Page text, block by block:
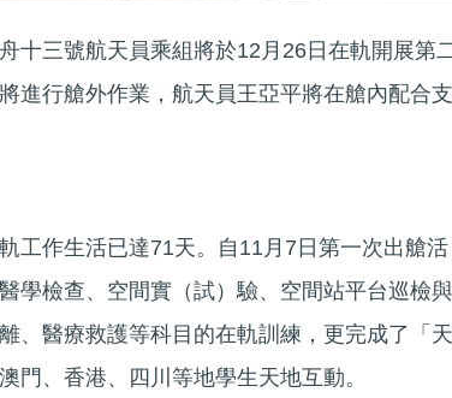
十三號航天員乘組將於12月26日在軌開展第
進行艙外作業，航天員王亞平將在艙內配合支
工作生活已達71天。自11月7日第一次出艙活
學檢查、空間實（試）驗、空間站平台巡檢與
、醫療救護等科目的在軌訓練，更完成了「天
門、香港、四川等地學生天地互動。